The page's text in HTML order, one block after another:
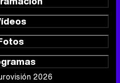
2026